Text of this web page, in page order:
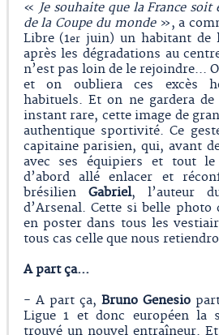
« Je souhaite que la France
de la Coupe du monde», a
Libre (1er juin) un habitant de
après les dégradations au
n’est pas loin de le rejoindre...
et on oubliera ces excès
habituels. Et on ne gardera
instant rare, cette image de
authentique sportivité. Ce
capitaine parisien, qui, avant
avec ses équipiers et tout
d’abord allé enlacer et
brésilien Gabriel, l’auteur
d’Arsenal. Cette si belle photo
en poster dans tous les
tous cas celle que nous
A part ça...
- A part ça, Bruno Genesio
Ligue 1 et donc européen la
trouvé un nouvel entraîneur.